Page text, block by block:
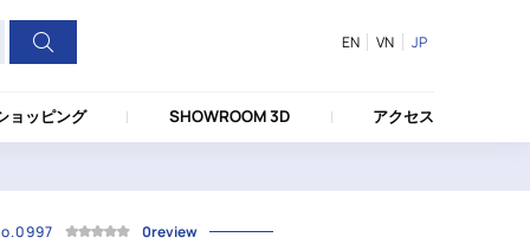
EN VN JP
ョッピング SHOWROOM 3D アクセス
0review